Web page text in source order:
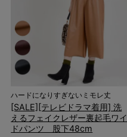
ハードになりすぎないミモレ丈
[SALE][テレビドラマ着用] 洗
えるフェイクレザー裏起毛ワイ
ドパンツ 股下48cm